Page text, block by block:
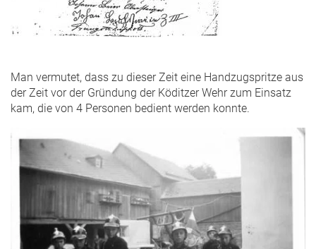
Man vermutet, dass zu dieser Zeit eine Handzugspritze aus
der Zeit vor der Gründung der Köditzer Wehr zum Einsatz
kam, die von 4 Personen bedient werden konnte.